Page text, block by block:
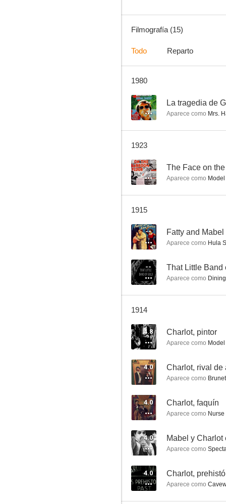
--
Filmografía (15)
Todo Reparto
1980
-- La tragedia de
Aparece como Mrs.
1923
-- The Face on
Aparece como Model
1915
--
Aparece como Hula
-- That Little Band
Aparece como
1914
4.8 Charlot, pintor
Aparece como Model
4.0 Charlot, rival de
Aparece como
4.0 Charlot, faquín
Aparece como
4.0 Mabel y Charlot
Aparece como
4.0 Charlot,
Aparece como